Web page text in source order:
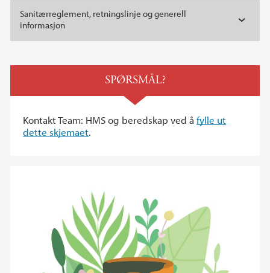
Sanitærreglement, retningslinje og generell
informasjon
SPØRSMÅL?
Kontakt Team: HMS og beredskap ved åfylle ut
dette skjemaet.